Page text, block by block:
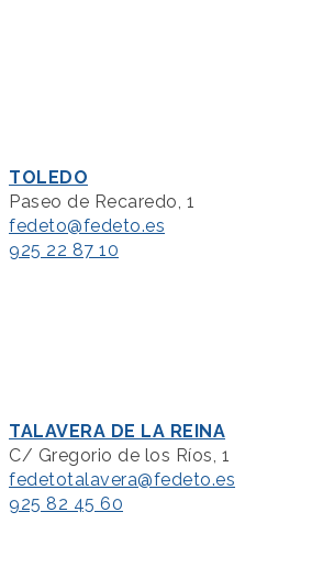
TOLEDO
Paseo de Recaredo, 1
fedeto@fedeto.es
925 22 87 10
TALAVERA DE LA REINA
C/ Gregorio de los Ríos, 1
fedetotalavera@fedeto.es
925 82 45 60